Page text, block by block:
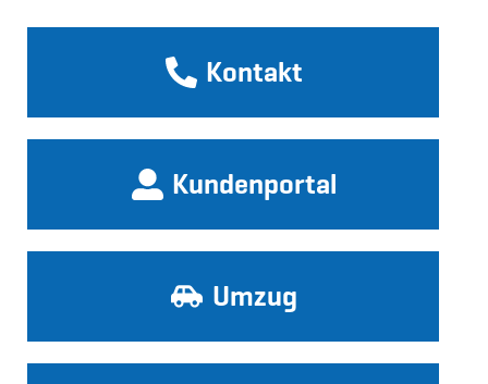
Kontakt
Kundenportal
Umzug